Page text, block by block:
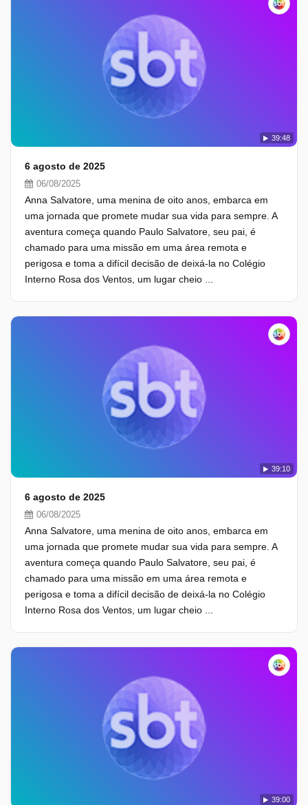
39:48
6 agosto de 2025
06/08/2025
Anna Salvatore, uma menina de oito anos, embarca em
uma jornada que promete mudar sua vida para sempre. A
aventura começa quando Paulo Salvatore, seu pai, é
chamado para uma missão em uma área remota e
perigosa e toma a difícil decisão de deixá-la no Colégio
Interno Rosa dos Ventos, um lugar cheio ...
39:10
6 agosto de 2025
06/08/2025
Anna Salvatore, uma menina de oito anos, embarca em
uma jornada que promete mudar sua vida para sempre. A
aventura começa quando Paulo Salvatore, seu pai, é
chamado para uma missão em uma área remota e
perigosa e toma a difícil decisão de deixá-la no Colégio
Interno Rosa dos Ventos, um lugar cheio ...
39:00